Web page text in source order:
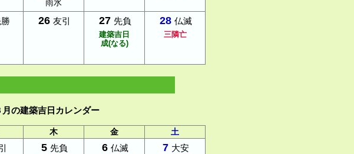
雨水
26 友引 27 先負
建築吉日
成(なる)
28 仏滅
三隣亡
の建築吉日カレンダー
木 金 土
5 先負 6 仏滅 7 大安